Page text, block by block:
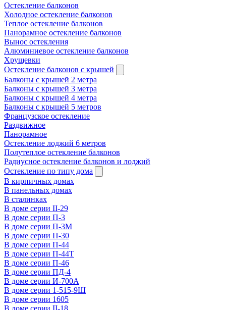
Остекление балконов
Холодное остекление балконов
Теплое остекление балконов
Панорамное остекление балконов
Вынос остекления
Алюминиевое остекление балконов
Хрущевки
Остекление балконов с крышей
Балконы с крышей 2 метра
Балконы с крышей 3 метра
Балконы с крышей 4 метра
Балконы с крышей 5 метров
Французское остекление
Раздвижное
Панорамное
Остекление лоджий 6 метров
Полутеплое остекление балконов
Радиусное остекление балконов и лоджий
Остекление по типу дома
В кирпичных домах
В панельных домах
В сталинках
В доме серии II-29
В доме серии П-3
В доме серии П-3М
В доме серии П-30
В доме серии П-44
В доме серии П-44Т
В доме серии П-46
В доме серии ПД-4
В доме серии И-700А
В доме серии 1-515-9Ш
В доме серии 1605
В доме серии II-18